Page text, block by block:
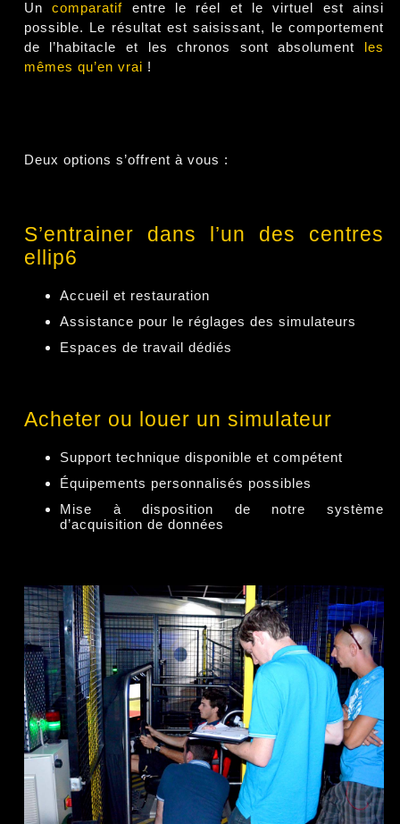
Uncomparatif entre le réel et le virtuel est ainsi
possible. Le résultat est saisissant, le comportement
de l’habitacle et les chronos sont absolument les
mêmes qu’en vrai !
Deux options s’offrent à vous :
S’entrainer dans l’un des centres
ellip6
Accueil et restauration
Assistance pour le réglages des simulateurs
Espaces de travail dédiés
Acheter ou louer un simulateur
Support technique disponible et compétent
Équipements personnalisés possibles
Mise à disposition de notre système
d’acquisition de données